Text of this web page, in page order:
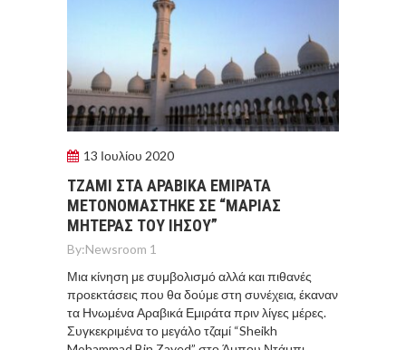
13 Ιουλίου 2020
ΤΖΑΜΙ ΣΤΑ ΑΡΑΒΙΚΑ ΕΜΙΡΑΤΑ
ΜΕΤΟΝΟΜΑΣΤΗΚΕ ΣΕ “ΜΑΡΙΑΣ
ΜΗΤΕΡΑΣ ΤΟΥ ΙΗΣΟΥ”
By:Newsroom 1
Μια κίνηση με συμβολισμό αλλά και πιθανές
προεκτάσεις που θα δούμε στη συνέχεια, έκαναν
τα Ηνωμένα Αραβικά Εμιράτα πριν λίγες μέρες.
Συγκεκριμένα το μεγάλο τζαμί “Sheikh